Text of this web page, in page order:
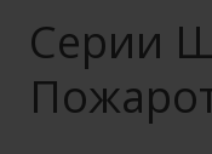
Серии